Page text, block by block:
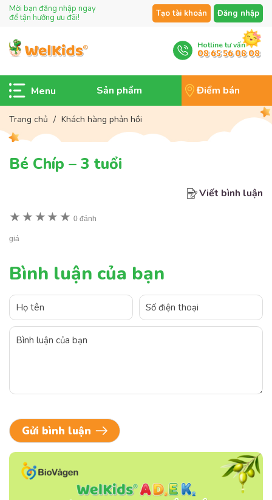
Mời bạn đăng nhập ngay
để tận hưởng ưu đãi!
Tạo tài khoản Đăng nhập
Hotline tư vấn
08 65 56 08 08
Sản phẩm Điểm bán
Trang chủ / Khách hàng phản hồi
Bé Chíp – 3 tuổi
Viết bình luận
★ ★ ★★ ★ 0 đánh
giá
Bình luận của bạn